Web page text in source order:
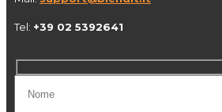
Tel: +39 02 5392641